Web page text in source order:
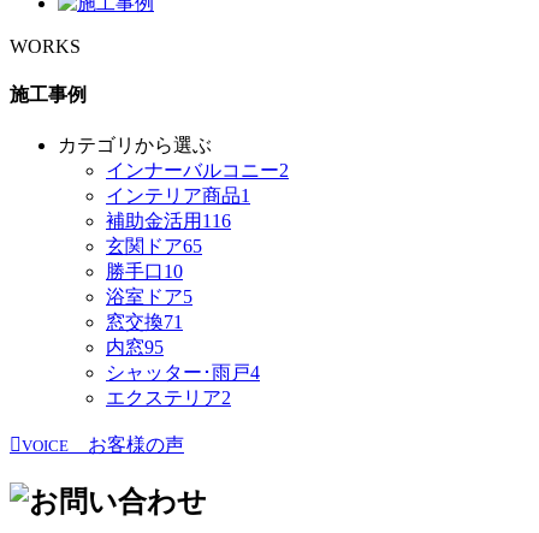
WORKS
施工事例
カテゴリから選ぶ
インナーバルコニー2
インテリア商品1
補助金活用 116
玄関ドア65
勝手口10
浴室ドア5
窓交換71
内窓95
シャッター･雨戸4
エクステリア2
VOICE お客様の声